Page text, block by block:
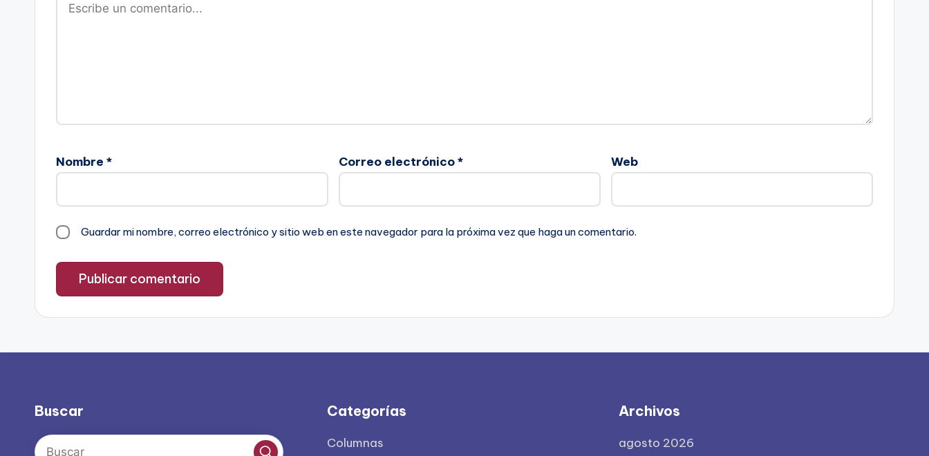
Nombre * Correo electrónico* Web
Guardar mi nombre, correo electrónico y sitio web en este navegador para la próxima vez que haga un comentario.
Buscar Categorías
Columnas
Archivos
agosto 2026